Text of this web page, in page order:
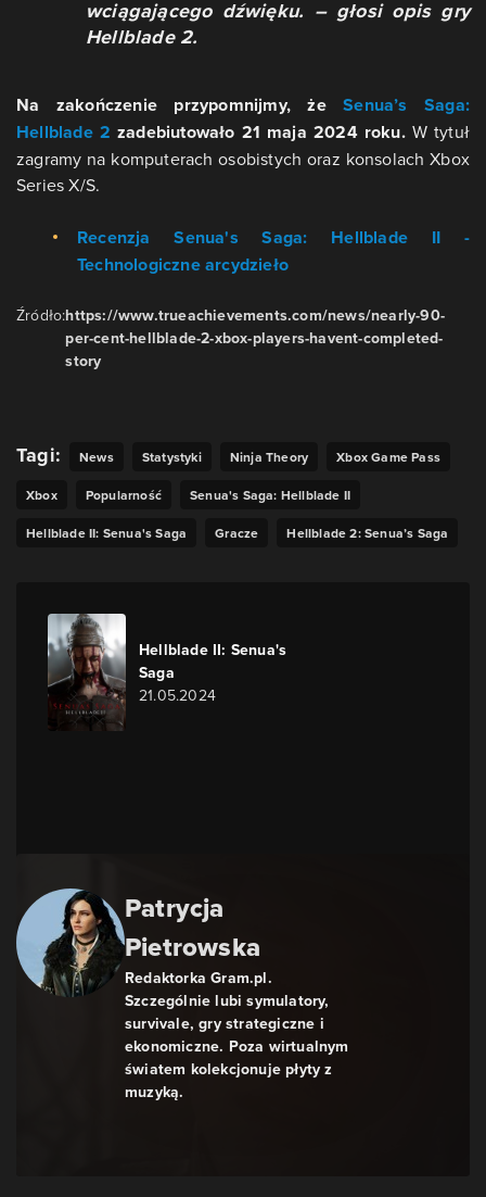
wciągającego dźwięku. – głosi opis gry
Hellblade 2.
Na zakończenie przypomnijmy, żeSenua’s Saga:
Hellblade 2 zadebiutowało 21 maja 2024 roku. W tytuł
zagramy na komputerach osobistych oraz konsolach Xbox
Series X/S.
Recenzja Senua's Saga: Hellblade II -
Technologiczne arcydzieło
Źródło:https://www.trueachievements.com/news/nearly-90-
per-cent-hellblade-2-xbox-players-havent-completed-
story
Tagi: News Statystyki Ninja Theory Xbox Game Pass
Xbox Popularność Senua's Saga: Hellblade II
Hellblade II: Senua's Saga Gracze Hellblade 2: Senua’s Saga
Patrycja
Pietrowska
​Redaktorka Gram.pl.
Szczególnie lubi symulatory,
survivale, gry strategiczne i
ekonomiczne. Poza wirtualnym
światem kolekcjonuje płyty z
muzyką.
Hellblade II: Senua's
Saga
21.05.2024